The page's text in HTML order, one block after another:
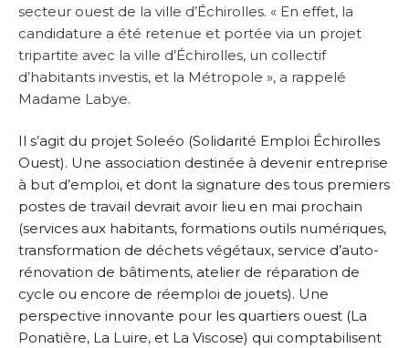
secteur ouest de la ville d’Échirolles. « En effet, la
candidature a été retenue et portée via un projet
tripartite avec la ville d’Échirolles, un collectif
d’habitants investis, et la Métropole », a rappelé
Madame Labye.
Il s’agit du projet Soleéo (Solidarité Emploi Échirolles
Ouest). Une association destinée à devenir entreprise
à but d’emploi, et dont la signature des tous premiers
postes de travail devrait avoir lieu en mai prochain
(services aux habitants, formations outils numériques,
transformation de déchets végétaux, service d’auto-
rénovation de bâtiments, atelier de réparation de
cycle ou encore de réemploi de jouets). Une
perspective innovante pour les quartiers ouest (La
Ponatière, La Luire, et La Viscose) qui comptabilisent